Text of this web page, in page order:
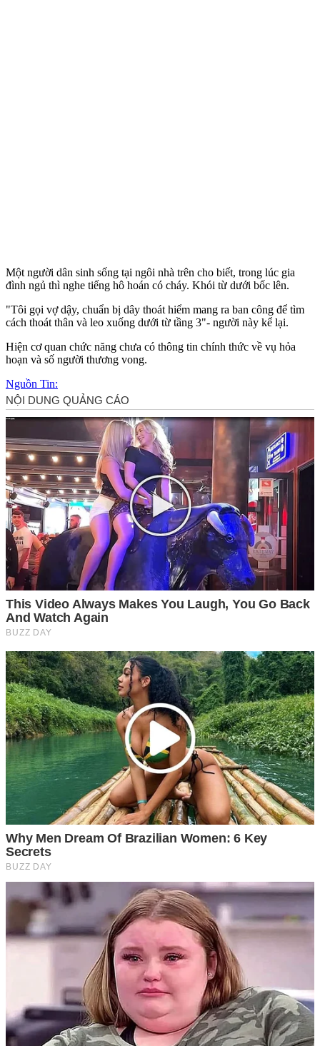
Một người dân sinh sống tại ngôi nhà trên cho biết, trong lúc gia
đình ngủ thì nghe tiếng hô hoán có cháy. Khói từ dưới bốc lên.
"Tôi gọi vợ dậy, chuẩn bị dây thoát hiểm mang ra ban công để tìm
cách thoát thân và leo xuống dưới từ tầng 3"- người này kể lại.
Hiện cơ quan chức năng chưa có thông tin chính thức về vụ hỏa
hoạn và số người thương vong.
Nguồn Tin: